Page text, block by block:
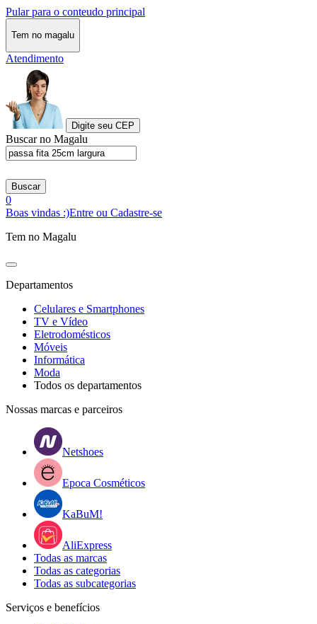
Pular para o conteudo principal
Tem no magalu
Atendimento
Digite seu CEP
Buscar no Magalu
Buscar
0
Boas vindas :)Entre ou Cadastre-se
Tem no Magalu
Departamentos
Celulares e Smartphones
TV e Vídeo
Eletrodomésticos
Móveis
Informática
Moda
Todos os departamentos
Nossas marcas e parceiros
Netshoes
Epoca Cosméticos
KaBuM!
AliExpress
Todas as marcas
Todas as categorias
Todas as subcategorias
Serviços e benefícios